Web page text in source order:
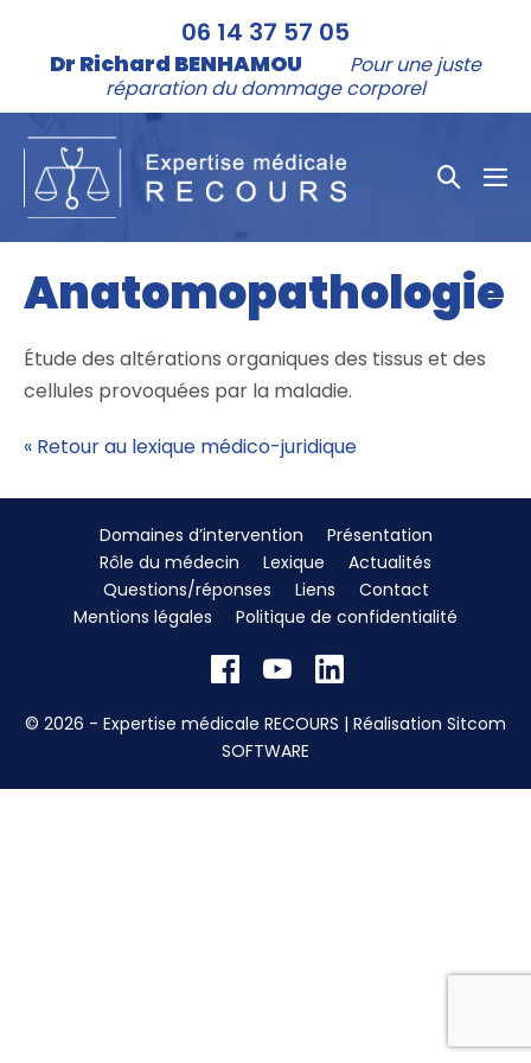
contenu
06 14 37 57 05
Dr Richard BENHAMOU
Pour une juste
réparation du dommage corporel
Anatomopathologie
Étude des altérations organiques des tissus et des
cellules provoquées par la maladie.
« Retour au lexique médico-juridique
Domaines d’intervention
Présentation
Rôle du médecin
Lexique
Actualités
Questions/réponses
Liens
Contact
Mentions légales
Politique de confidentialité
© 2026 - Expertise médicale RECOURS | Réalisation Sitcom
SOFTWARE